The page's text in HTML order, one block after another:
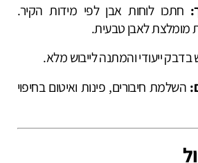
חתכו לוחות אבן לפי מידות הקיר.
מומלצת לאבן טבעית.
בדבק ייעודי והמתנה לייבוש מלא.
השלמת חיבורים, פינות ואיטום בחיפוי